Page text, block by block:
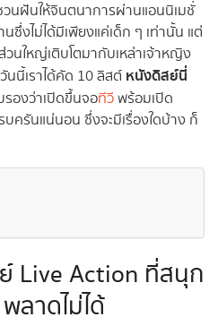
วนฝันให้จินตนาการผ่านแอนนิเมชั่
งไม่ได้มีเพียงแค่เด็ก ๆ เท่านั้น แต่
นใหญ่เติบโตมากับเหล่าเจ้าหญิง
นนี้เราได้คัด 10 ลิสต์ หนังดิสย์นี่
องว่าเปิดขึ้นจอทีวีพร้อมเปิด
บครันแน่นอน ซึ่งจะมีเรื่องใดบ้าง ก็
Live Action ที่สนุก
ลาดไม่ได้